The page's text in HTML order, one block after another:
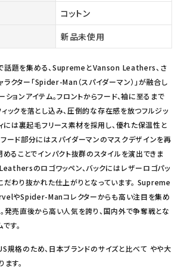
コットン
新品未使用
話題を集める、SupremeとVanson Leathers、さ
クター「Spider-Man（スパイダーマン）」が融合し
ションアイテム。フロントからフード、袖に至るまで
ックを落とし込み、圧倒的な存在感を放つフルジッ
には裏起毛フリース素材を採用し、優れた保温性と
ード部分にはスパイダーマンのマスクデザインを再
めることでインパクト抜群のスタイルを演出できま
のロゴワッペン、バックにはレザーロゴパッ
だわり抜かれた仕上がりとなっています。 Supreme
やSpider-Manコレクターからも高い注目を集め
発売直後から高い人気を誇り、国内外で争奪戦とな
す。
規格のため、日本ブランドのサイズと比べて やや大
す。